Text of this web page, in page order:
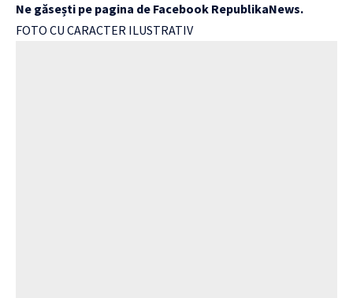
Ne găsești pe pagina de Facebook RepublikaNews.
FOTO CU CARACTER ILUSTRATIV